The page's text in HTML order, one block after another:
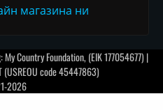
магазина ни
Country Foundation, (EIK 177054677) |
(USREOU code 45447863)
2026